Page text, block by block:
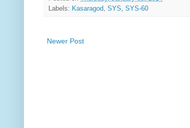
Labels: Kasaragod SYS SYS-60
Newer Post